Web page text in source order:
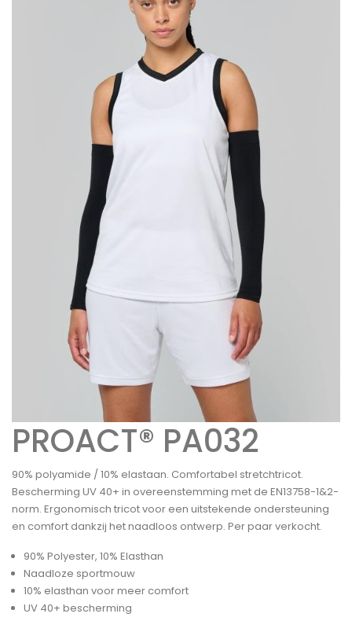
PROACT® PA032
90% polyamide / 10% elastaan. Comfortabel stretchtricot.
Bescherming UV 40+ in overeenstemming met de EN13758-1&2-
norm. Ergonomisch tricot voor een uitstekende ondersteuning
en comfort dankzij het naadloos ontwerp. Per paar verkocht.
90% Polyester, 10% Elasthan
Naadloze sportmouw
10% elasthan voor meer comfort
UV 40+ bescherming